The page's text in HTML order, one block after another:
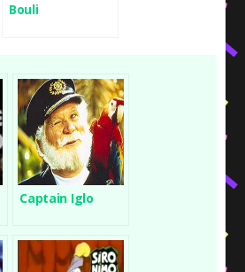
Bouli
Captain Iglo